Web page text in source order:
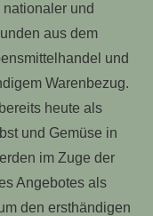
und
aus dem
und
Warenbezug.
heute als
und Gemüse in
im Zuge der
Angebotes als
den ersthändigen